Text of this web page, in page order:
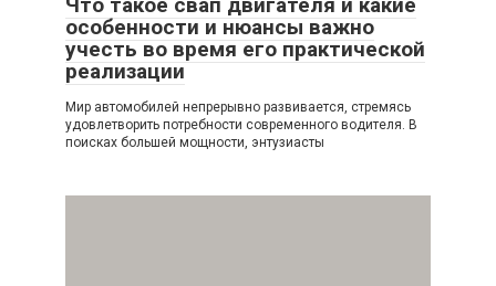
Что такое свап двигателя и какие
особенности и нюансы важно
учесть во время его практической
реализации
Мир автомобилей непрерывно развивается, стремясь
удовлетворить потребности современного водителя. В
поисках большей мощности, энтузиасты